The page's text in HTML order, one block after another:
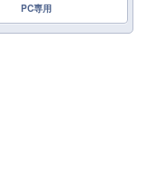
PC専用